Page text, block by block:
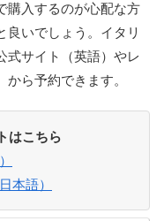
購入するのが心配な方
良いでしょう。イタリ
式サイト（英語）やレ
ら予約できます。
はこちら
本語）